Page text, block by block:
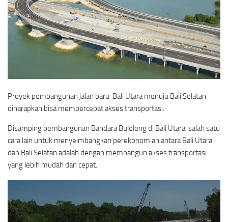
Proyek pembangunan jalan baru Bali Utara menuju Bali Selatan
diharapkan bisa mempercepat akses transportasi.
Disamping pembangunan Bandara Buleleng di Bali Utara, salah satu
cara lain untuk menyeimbangkan perekonomian antara Bali Utara
dan Bali Selatan adalah dengan membangun akses transportasi
yang lebih mudah dan cepat.